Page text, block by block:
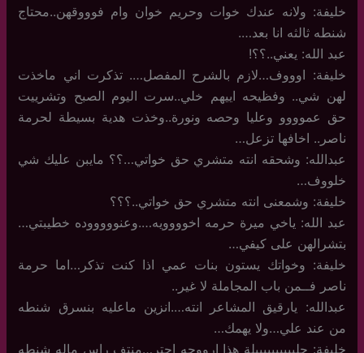
خليفة: ولانه عندك خوات وحريم خوان وام فوووقهن..محتاج
شنطه ثالثه انا بعد….
عبد الله: يعني..؟؟!
خليفة: اوووف…لازم بالشرح المفصل…. تذكرت اني ماخذت
لهن شي.. وفظيحه اييهم خلي..سرت اليوم الصبح وتشرييت
حق عموووو وعليا وحصه ونورة..وخذت هدية بسيطة لحرمة
ناصر.. اخافها تزعل…
عبدالله: وشحقه انته متشري حق خواتي…؟؟ مايبن عليك شي
خلووف…
خليفة: وشمعنى انته متشري حق خواتي..؟؟؟
عبد الله: ياخي ميرة حرمه اخوووويه….وعنوووووده خطيبتي…
بتشرالهن على كيفي…
خليفة: وخواتك يستون بنات عمي اذا كنت تذكر…اما حرمة
ناصر فــمن باب المجاملة لا غير..
عبدالله: يارقيق المشاعر انته….انزين ماعليه بنسرق شنطه
من عند علي…ولا يهمك…
خليفة: حلييييييييييلة هذا ارووحه احتر…منتف راس ماله شنطه